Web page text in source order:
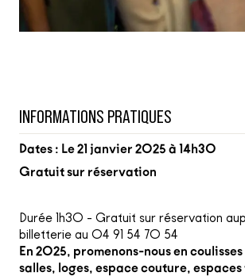
En 2025, promenons-nous en
salles, loges, espace couture,
INFORMATIONS PRATIQUES
Dates : Le 21 janvier 2025 à 14h30
Gratuit sur réservation
Durée 1h30 - Gratuit sur réservation
billetterie au 04 91 54 70 54